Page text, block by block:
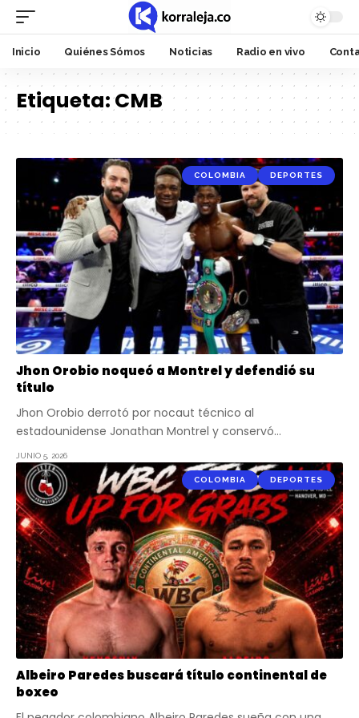
Inicio Quiénes Sómos Noticias Radio en vivo
Etiqueta:CMB
COLOMBIA DEPORTES
Jhon Orobio noqueó a Montrel y defendió su
título
Jhon Orobio derrotó por nocaut técnico al
estadounidense Jonathan Montrel y conservó…
JUNIO 5, 2026
COLOMBIA DEPORTES
Albeiro Paredes buscará título continental de
boxeo